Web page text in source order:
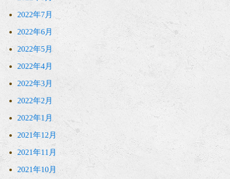
2022年7月
2022年6月
2022年5月
2022年4月
2022年3月
2022年2月
2022年1月
2021年12月
2021年11月
2021年10月